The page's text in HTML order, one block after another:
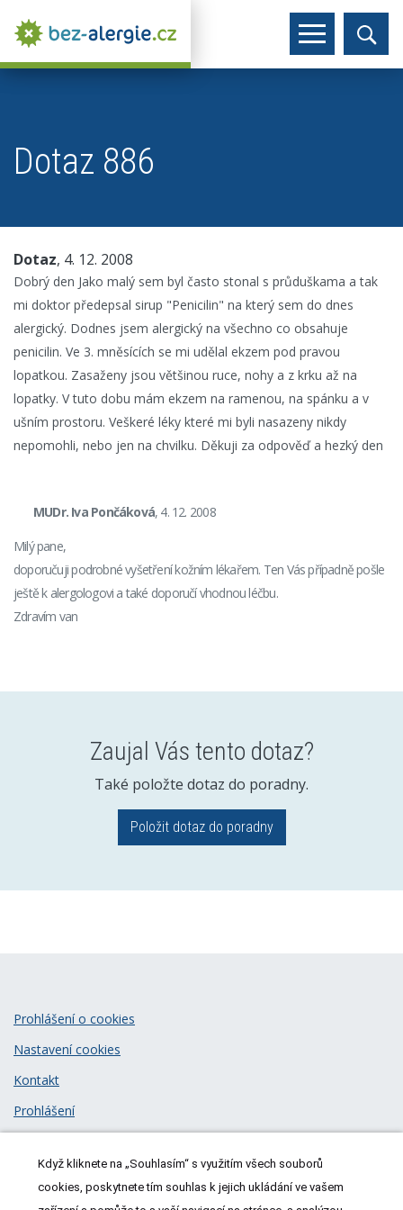
Dotaz 886
Dotaz, 4. 12. 2008
Dobrý den Jako malý sem byl často stonal s průduškama a tak
mi doktor předepsal sirup "Penicilin" na který sem do dnes
alergický. Dodnes jsem alergický na všechno co obsahuje
penicilin. Ve 3. mněsících se mi udělal ekzem pod pravou
lopatkou. Zasaženy jsou většinou ruce, nohy a z krku až na
lopatky. V tuto dobu mám ekzem na ramenou, na spánku a v
ušním prostoru. Veškeré léky které mi byli nasazeny nikdy
nepomohli, nebo jen na chvilku. Děkuji za odpověď a hezký den
MUDr. Iva Pončáková, 4. 12. 2008
Milý pane,
doporučuji podrobné vyšetření kožním lékařem. Ten Vás případně pošle
ještě k alergologovi a také doporučí vhodnou léčbu.
Zdravím van
Zaujal Vás tento dotaz?
Také položte dotaz do poradny.
Položit dotaz do poradny
© 2026MeDitorial| ISSN 1805-3408
Prohlášení o cookies
Nastavení cookies
Kontakt
Prohlášení
Když kliknete na „Souhlasím“ s využitím všech souborů
cookies, poskytnete tím souhlas k jejich ukládání ve vašem